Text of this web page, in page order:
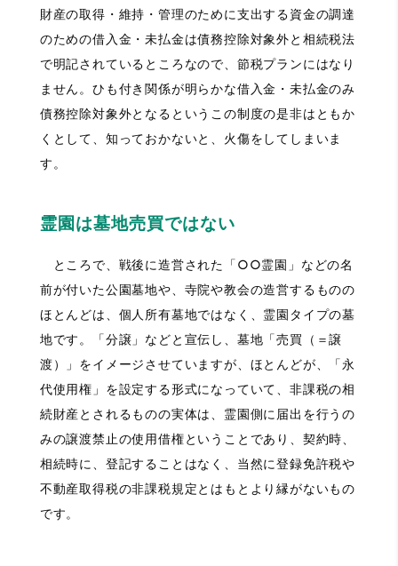
財産の取得・維持・管理のために支出する資金の調達
のための借入金・未払金は債務控除対象外と相続税法
で明記されているところなので、節税プランにはなり
ません。ひも付き関係が明らかな借入金・未払金のみ
債務控除対象外となるというこの制度の是非はともか
くとして、知っておかないと、火傷をしてしまいま
す。
霊園は墓地売買ではない
ところで、戦後に造営された「○○霊園」などの名
前が付いた公園墓地や、寺院や教会の造営するものの
ほとんどは、個人所有墓地ではなく、霊園タイプの墓
地です。「分譲」などと宣伝し、墓地「売買（＝譲
渡）」をイメージさせていますが、ほとんどが、「永
代使用権」を設定する形式になっていて、非課税の相
続財産とされるものの実体は、霊園側に届出を行うの
みの譲渡禁止の使用借権ということであり、契約時、
相続時に、登記することはなく、当然に登録免許税や
不動産取得税の非課税規定とはもとより縁がないもの
です。